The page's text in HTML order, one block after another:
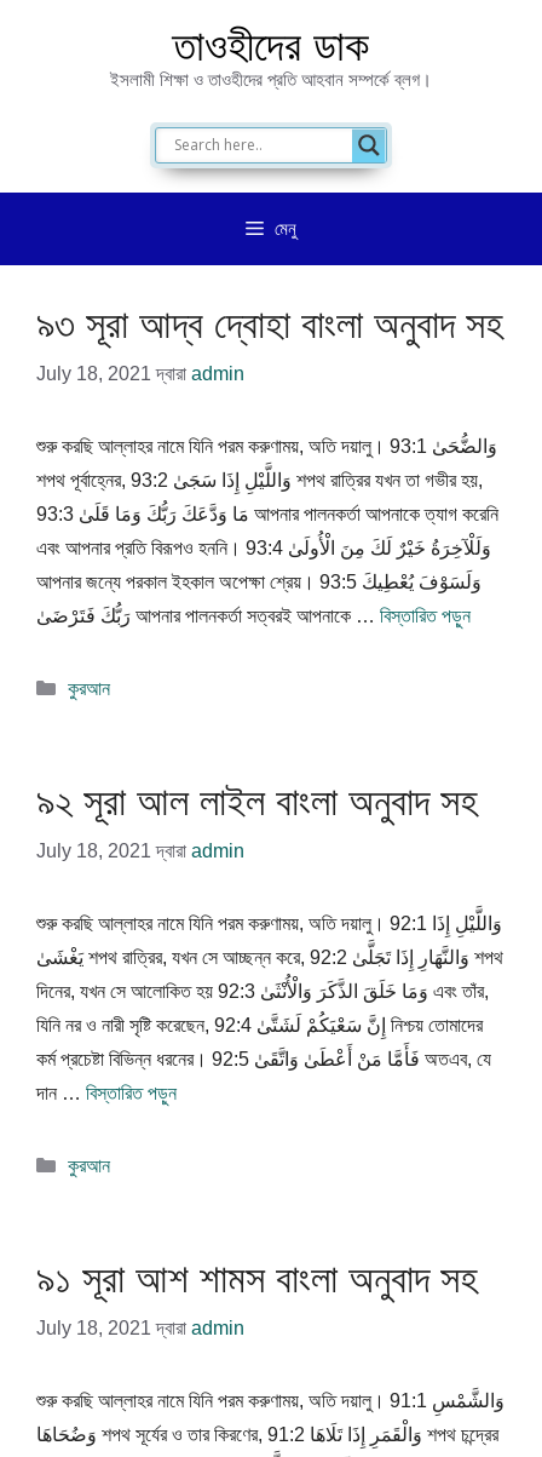
তাওহীদের ডাক
ইসলামী শিক্ষা ও তাওহীদের প্রতি আহবান সম্পর্কে ব্লগ।
মেনু
৯৩ সূরা আদ্ব দ্বোহা বাংলা অনুবাদ সহ
July 18, 2021 দ্বারা admin
শুরু করছি আল্লাহর নামে যিনি পরম করুণাময়, অতি দয়ালু। 93:1 وَالضُّحَىٰ
শপথ পূর্বাহ্নের, 93:2 وَاللَّيْلِ إِذَا سَجَىٰ শপথ রাত্রির যখন তা গভীর হয়,
93:3 مَا وَدَّعَكَ رَبُّكَ وَمَا قَلَىٰ আপনার পালনকর্তা আপনাকে ত্যাগ করেনি
এবং আপনার প্রতি বিরূপও হননি। 93:4 وَلَلْآخِرَةُ خَيْرٌ لَكَ مِنَ الْأُولَىٰ
আপনার জন্যে পরকাল ইহকাল অপেক্ষা শ্রেয়। 93:5 وَلَسَوْفَ يُعْطِيكَ
رَبُّكَ فَتَرْضَىٰ আপনার পালনকর্তা সত্বরই আপনাকে … বিস্তারিত পড়ুন
বিভাগ
কুরআন
৯২ সূরা আল লাইল বাংলা অনুবাদ সহ
July 18, 2021 দ্বারা admin
শুরু করছি আল্লাহর নামে যিনি পরম করুণাময়, অতি দয়ালু। 92:1 وَاللَّيْلِ إِذَا
يَغْشَىٰ শপথ রাত্রির, যখন সে আচ্ছন্ন করে, 92:2 وَالنَّهَارِ إِذَا تَجَلَّىٰ শপথ
দিনের, যখন সে আলোকিত হয় 92:3 وَمَا خَلَقَ الذَّكَرَ وَالْأُنْثَىٰ এবং তাঁর,
যিনি নর ও নারী সৃষ্টি করেছেন, 92:4 إِنَّ سَعْيَكُمْ لَشَتَّىٰ নিশ্চয় তোমাদের
কর্ম প্রচেষ্টা বিভিন্ন ধরনের। 92:5 فَأَمَّا مَنْ أَعْطَىٰ وَاتَّقَىٰ অতএব, যে
দান … বিস্তারিত পড়ুন
বিভাগ
কুরআন
৯১ সূরা আশ শামস বাংলা অনুবাদ সহ
July 18, 2021 দ্বারা admin
শুরু করছি আল্লাহর নামে যিনি পরম করুণাময়, অতি দয়ালু। 91:1 وَالشَّمْسِ
وَضُحَاهَا শপথ সূর্যের ও তার কিরণের, 91:2 وَالْقَمَرِ إِذَا تَلَاهَا শপথ চন্দ্রের